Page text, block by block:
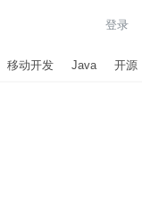
登录
移动开发 Java 开源